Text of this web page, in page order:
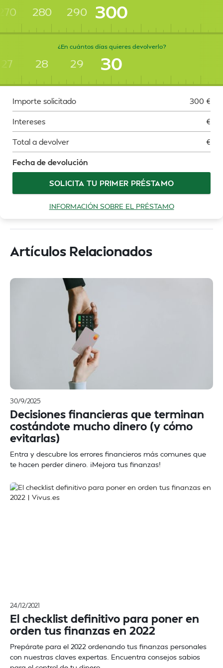
280 290 300
¿En cuántos días quieres devolverlo?
27 28 29 30
Importe solicitado 300 €
Intereses €
Total a devolver €
Fecha de devolución
SOLICITA TU PRIMER PRÉSTAMO
INFORMACIÓN SOBRE EL PRÉSTAMO
Artículos Relacionados
30/9/2025
Decisiones financieras que terminan
costándote mucho dinero (y cómo
evitarlas)
Entra y descubre los errores financieros más comunes que
te hacen perder dinero. ¡Mejora tus finanzas!
24/12/2021
El checklist definitivo para poner en
orden tus finanzas en 2022
Prepárate para el 2022 ordenando tus finanzas personales
con nuestras claves expertas. Encuentra consejos sabios